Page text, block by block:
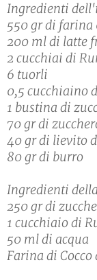
Ingredienti
550 gr di farina
200 ml di latte
2 cucchiai di
6 tuorli
0,5 cucchiaino
1 bustina di
70 gr di
40 gr di lievito
80 gr di burro
Ingredienti
250 gr di
1 cucchiaio di
50 ml di acqua
Farina di Cocco